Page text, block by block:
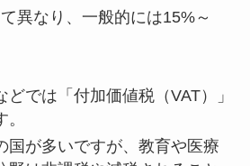
異なり、一般的には15%～
どでは「付加価値税（VAT）」
国が多いですが、教育や医療